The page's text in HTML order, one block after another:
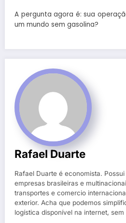
A pergunta agora é: sua
um mundo sem gasolina?
Rafael Duarte
Rafael Duarte é economista.
empresas brasileiras e
transportes e comercio
exterior. Acha que podemos
logística disponível na internet,